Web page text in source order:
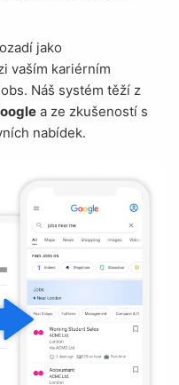
vaším kariérním
Náš systém těží z
a ze zkušeností s
nabídek.